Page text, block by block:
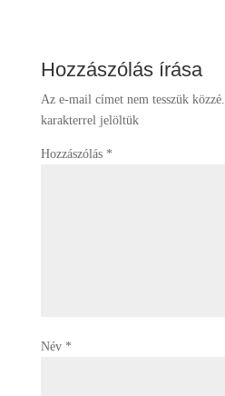
Hozzászólás írása
Az e-mail címet nem tesszük közzé.
karakterrel jelöltük
Hozzászólás *
Név *